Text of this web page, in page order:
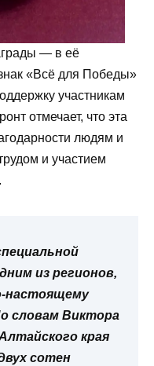
— в её
«Всё для Победы»
участникам
отмечает, что эта
людям и
и участием
из регионов,
настоящему
словам Виктора
края
сотен